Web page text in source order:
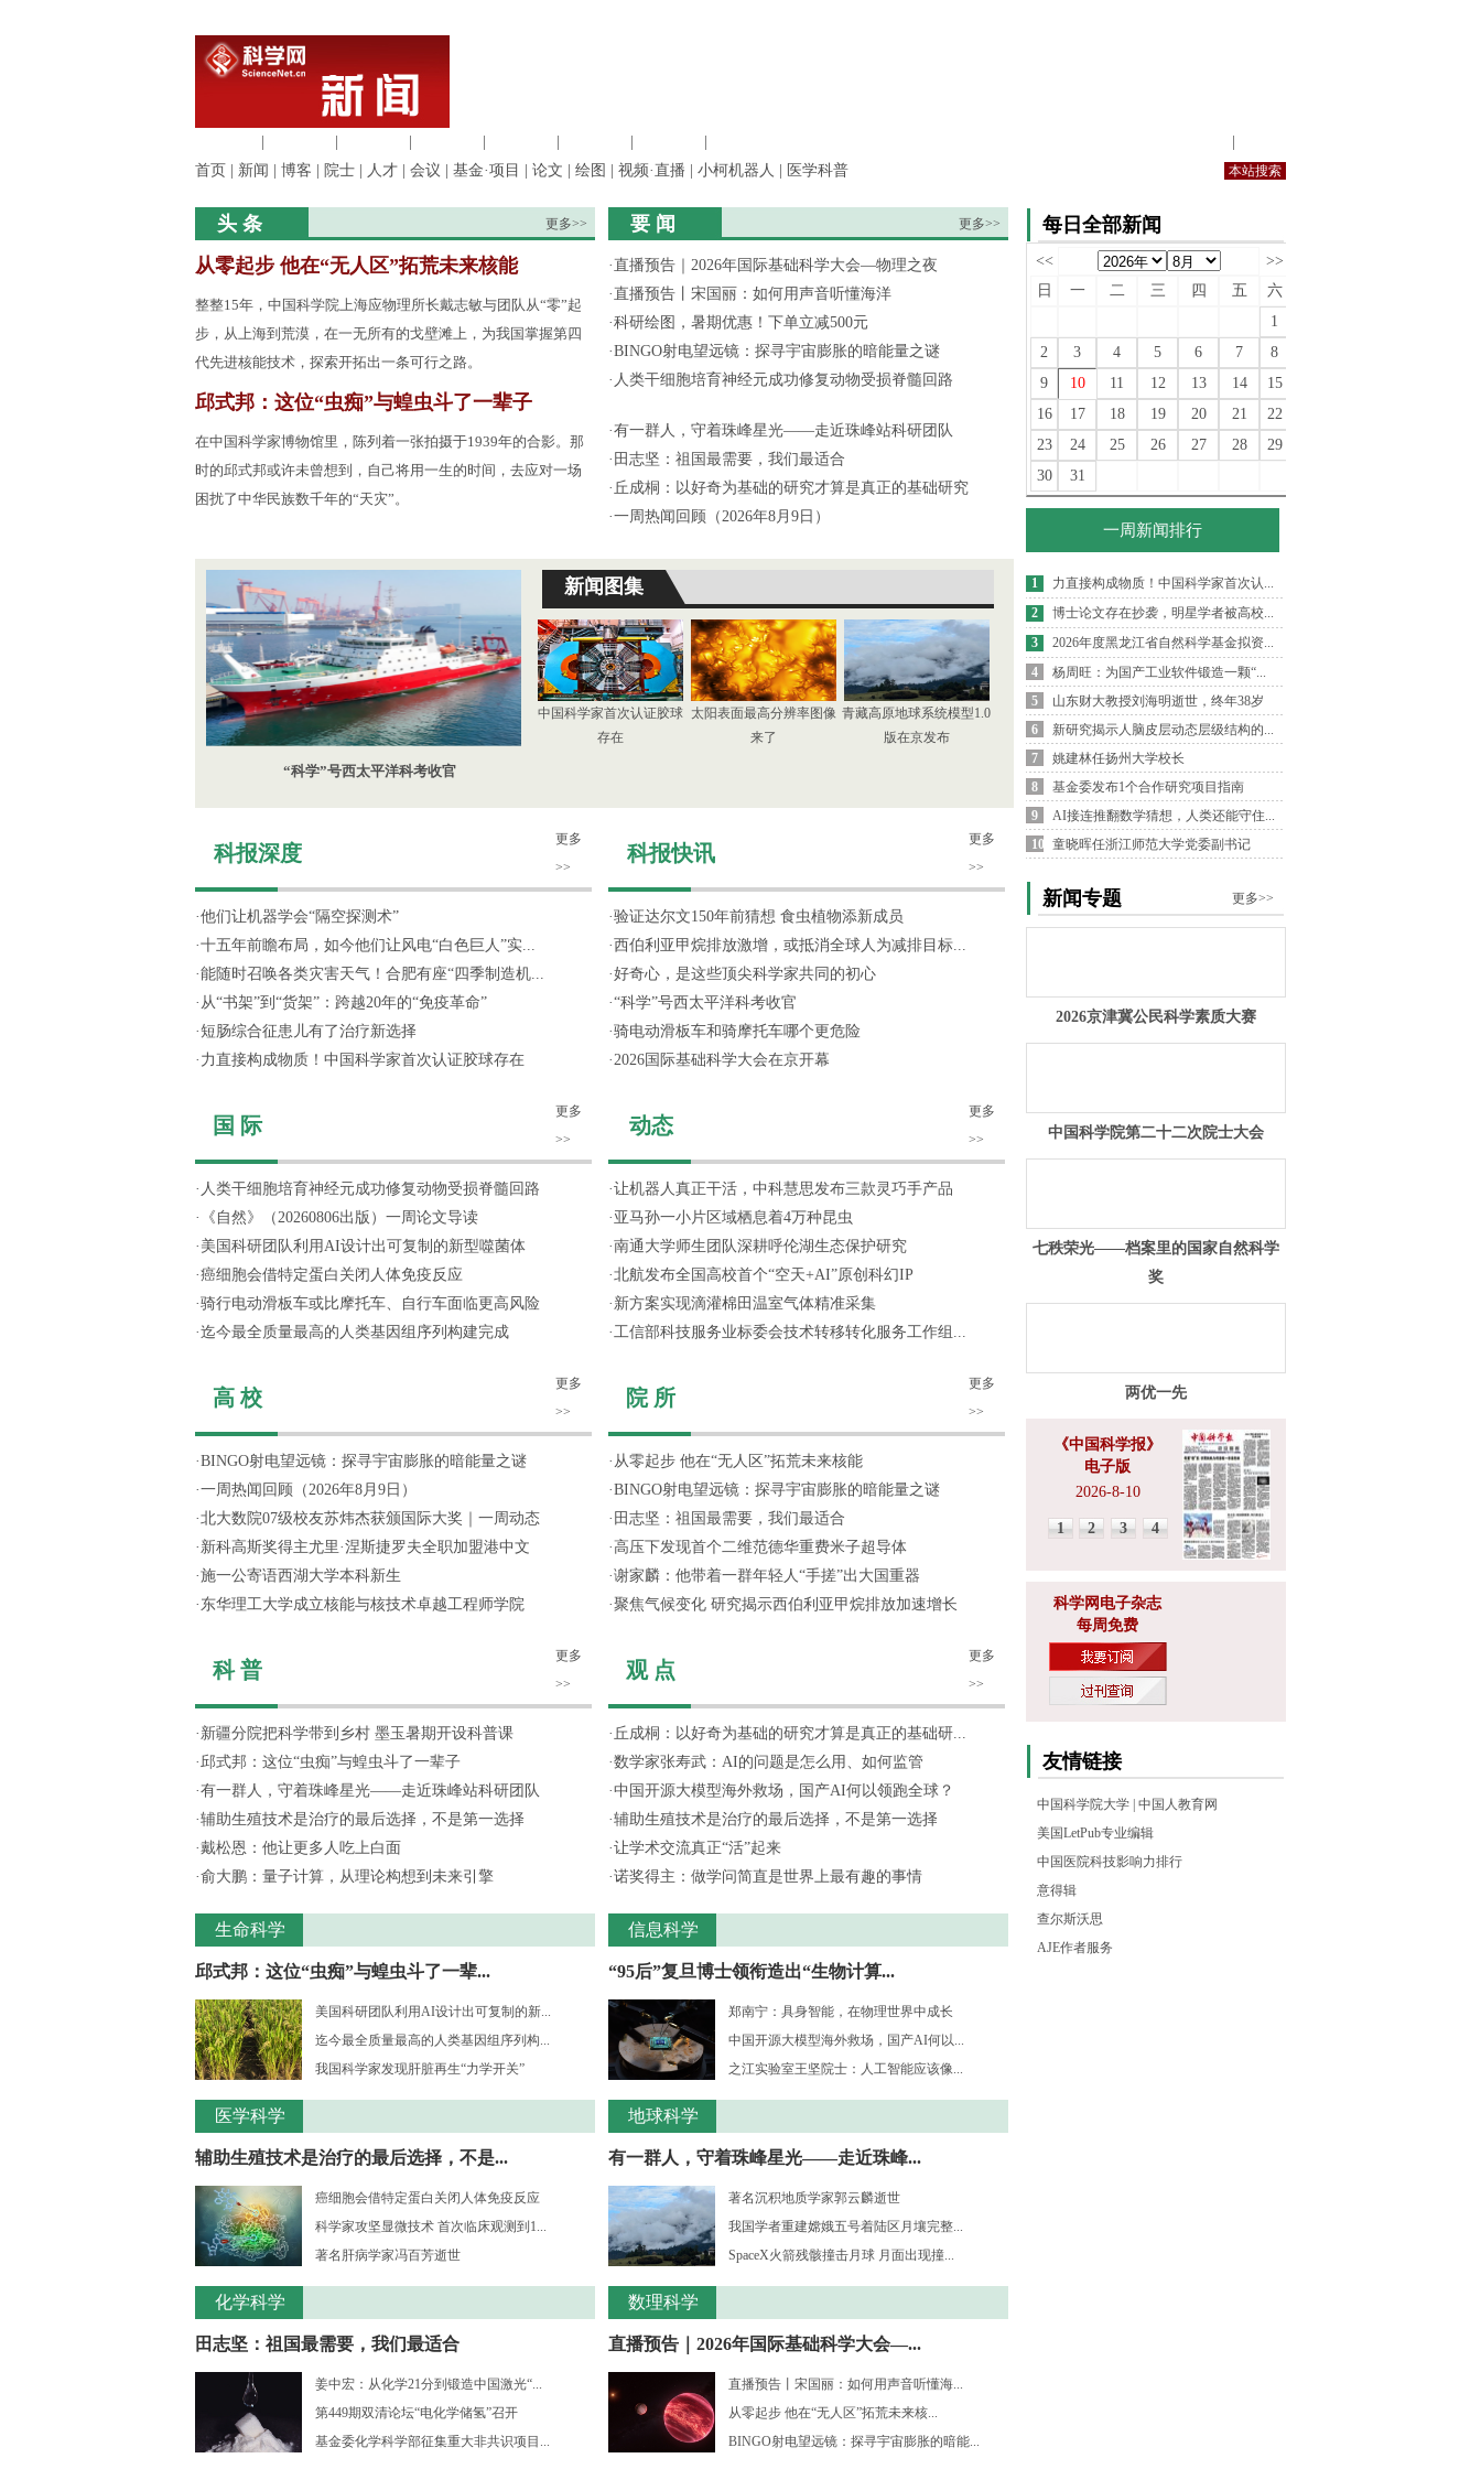
首页
新闻 博客 院士 人才 会议 基金·项目 论文 绘图 视频·直播 小柯机器人 医学科普
头 条 更多>>
从零起步 他在“无人区”拓荒未来核能
整整15年，中国科学院上海应物理所长戴志敏与团队从“零”起
步，从上海到荒漠，在一无所有的戈壁滩上，为我国掌握第四
代先进核能技术，探索开拓出一条可行之路。
邱式邦：这位“虫痴”与蝗虫斗了一辈子
在中国科学家博物馆里，陈列着一张拍摄于1939年的合影。那
时的邱式邦或许未曾想到，自己将用一生的时间，去应对一场
困扰了中华民族数千年的“天灾”。
要 闻 更多>>
·直播预告｜2026年国际基础科学大会—物理之夜
·直播预告丨宋国丽：如何用声音听懂海洋
·科研绘图，暑期优惠！下单立减500元
·BINGO射电望远镜：探寻宇宙膨胀的暗能量之谜
· 人类干细胞培育神经元成功修复动物受损脊髓回路
·有一群人，守着珠峰星光——走近珠峰站科研团队
· 田志坚：祖国最需要，我们最适合
· 丘成桐：以好奇为基础的研究才算是真正的基础研究
·一周热闻回顾（2026年8月9日）
“科学”号西太平洋科考收官
新闻图集
中国科学家首次认证胶球
存在
太阳表面最高分辨率图像
来了
青藏高原地球系统模型1.0
版在京发布
科报深度
更多
>>
·他们让机器学会“隔空探测术”
·十五年前瞻布局，如今他们让风电“白色巨人”实...
·能随时召唤各类灾害天气！合肥有座“四季制造机...
· 从“书架”到“货架”：跨越20年的“免疫革命”
· 短肠综合征患儿有了治疗新选择
· 力直接构成物质！中国科学家首次认证胶球存在
国 际
更多
>>
· 人类干细胞培育神经元成功修复动物受损脊髓回路
·
《自然》（20260806出版）一周论文导读
· 美国科研团队利用AI设计出可复制的新型噬菌体
·癌细胞会借特定蛋白关闭人体免疫反应
·骑行电动滑板车或比摩托车、自行车面临更高风险
·迄今最全质量最高的人类基因组序列构建完成
高 校
更多
>>
·BINGO射电望远镜：探寻宇宙膨胀的暗能量之谜
·一周热闻回顾（2026年8月9日）
·北大数院07级校友苏炜杰获颁国际大奖｜一周动态
· 新科高斯奖得主尤里·涅斯捷罗夫全职加盟港中文
·施一公寄语西湖大学本科新生
· 东华理工大学成立核能与核技术卓越工程师学院
科 普
更多
>>
· 新疆分院把科学带到乡村 墨玉暑期开设科普课
·邱式邦：这位“虫痴”与蝗虫斗了一辈子
·有一群人，守着珠峰星光——走近珠峰站科研团队
·辅助生殖技术是治疗的最后选择，不是第一选择
·戴松恩：他让更多人吃上白面
·俞大鹏：量子计算，从理论构想到未来引擎
生命科学
邱式邦：这位“虫痴”与蝗虫斗了一辈...
美国科研团队利用AI设计出可复制的新...
迄今最全质量最高的人类基因组序列构...
我国科学家发现肝脏再生“力学开关”
医学科学
辅助生殖技术是治疗的最后选择，不是...
癌细胞会借特定蛋白关闭人体免疫反应
科学家攻坚显微技术 首次临床观测到1...
著名肝病学家冯百芳逝世
化学科学
田志坚：祖国最需要，我们最适合
姜中宏：从化学21分到锻造中国激光“...
第449期双清论坛“电化学储氢”召开
基金委化学科学部征集重大非共识项目...
科报快讯
更多
>>
·验证达尔文150年前猜想 食虫植物添新成员
· 西伯利亚甲烷排放激增，或抵消全球人为减排目标...
·好奇心，是这些顶尖科学家共同的初心
·“科学”号西太平洋科考收官
·骑电动滑板车和骑摩托车哪个更危险
·2026国际基础科学大会在京开幕
动态
更多
>>
·让机器人真正干活，中科慧思发布三款灵巧手产品
· 亚马孙一小片区域栖息着4万种昆虫
·南通大学师生团队深耕呼伦湖生态保护研究
·北航发布全国高校首个“空天+AI”原创科幻IP
· 新方案实现滴灌棉田温室气体精准采集
·工信部科技服务业标委会技术转移转化服务工作组...
院 所
更多
>>
· 从零起步 他在“无人区”拓荒未来核能
·BINGO射电望远镜：探寻宇宙膨胀的暗能量之谜
· 田志坚：祖国最需要，我们最适合
· 高压下发现首个二维范德华重费米子超导体
·谢家麟：他带着一群年轻人“手搓”出大国重器
·聚焦气候变化 研究揭示西伯利亚甲烷排放加速增长
观 点
更多
>>
· 丘成桐：以好奇为基础的研究才算是真正的基础研...
·数学家张寿武：AI的问题是怎么用、如何监管
·中国开源大模型海外救场，国产AI何以领跑全球？
·辅助生殖技术是治疗的最后选择，不是第一选择
·让学术交流真正“活”起来
·诺奖得主：做学问简直是世界上最有趣的事情
信息科学
“95后”复旦博士领衔造出“生物计算...
郑南宁：具身智能，在物理世界中成长
中国开源大模型海外救场，国产AI何以...
之江实验室王坚院士：人工智能应该像...
地球科学
有一群人，守着珠峰星光——走近珠峰...
著名沉积地质学家郭云麟逝世
我国学者重建嫦娥五号着陆区月壤完整...
SpaceX火箭残骸撞击月球 月面出现撞...
数理科学
直播预告｜2026年国际基础科学大会—...
直播预告丨宋国丽：如何用声音听懂海...
从零起步 他在“无人区”拓荒未来核...
BINGO射电望远镜：探寻宇宙膨胀的暗能...
每日全部新闻
<<
>>
日
一 二 三 四 五
六
1
2
3 4 5 6 7
8
9
10 11 12 13 14
15
16
17 18 19 20 21
22
23
24 25 26 27 28
29
30
31
一周新闻排行
1
力直接构成物质！中国科学家首次认...
2
博士论文存在抄袭，明星学者被高校...
3
2026年度黑龙江省自然科学基金拟资...
4
杨周旺：为国产工业软件锻造一颗“...
5
山东财大教授刘海明逝世，终年38岁
6
新研究揭示人脑皮层动态层级结构的...
7
姚建林任扬州大学校长
8
基金委发布1个合作研究项目指南
9
AI接连推翻数学猜想，人类还能守住...
10 童晓晖任浙江师范大学党委副书记
新闻专题 更多>>
2026京津冀公民科学素质大赛
中国科学院第二十二次院士大会
七秩荣光——档案里的国家自然科学
奖
两优一先
《中国科学报》
电子版
2026-8-10
1 2 3 4
科学网电子杂志
每周免费
友情链接
中国科学院大学 中国人教育网
美国LetPub专业编辑
中国医院科技影响力排行
意得辑
查尔斯沃思
AJE作者服务